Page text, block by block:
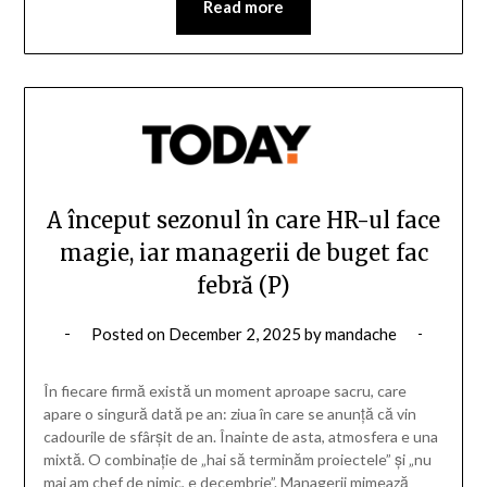
Read more
A început sezonul în care HR-ul face
magie, iar managerii de buget fac
febră (P)
Posted on December 2, 2025 bymandache
În fiecare firmă există un moment aproape sacru, care
apare o singură dată pe an: ziua în care se anunță că vin
cadourile de sfârșit de an. Înainte de asta, atmosfera e una
mixtă. O combinație de „hai să terminăm proiectele” și „nu
mai am chef de nimic, e decembrie”. Managerii mimează